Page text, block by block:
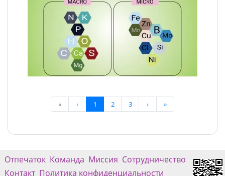
« ‹ 1 2 3 › »
Отпечаток Команда Миссия Сотрудничество
Контакт Политика конфиденциальности